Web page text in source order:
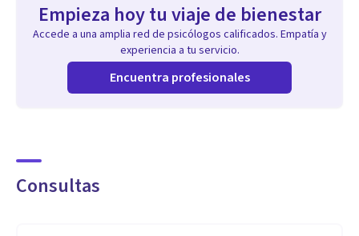
Empieza hoy tu viaje de bienestar
Accede a una amplia red de psicólogos calificados. Empatía y
experiencia a tu servicio.
Encuentra profesionales
Consultas